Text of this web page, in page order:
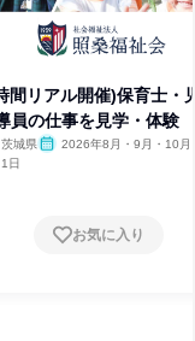
間リアル開催)保育士・
員の仕事を見学・体験
茨城県
2026年8月・9月・10月
1日
お気に入り